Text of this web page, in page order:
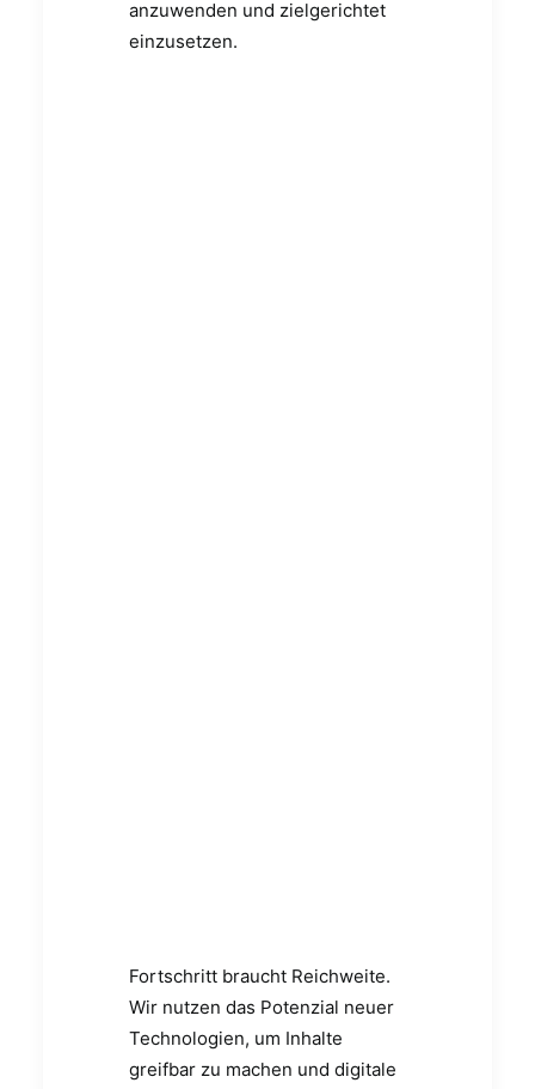
anzuwenden und zielgerichtet
einzusetzen.
Fortschritt braucht Reichweite.
Wir nutzen das Potenzial neuer
Technologien, um Inhalte
greifbar zu machen und digitale